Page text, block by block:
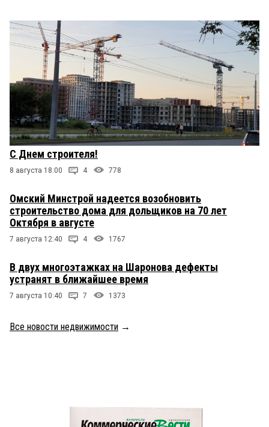
С Днем строителя!
8 августа 18:00 4 778
Омский Минстрой надеется возобновить
строительство дома для дольщиков на 70 лет
Октября в августе
7 августа 12:40 4 1767
В двух многоэтажках на Шаронова дефекты
устранят в ближайшее время
7 августа 10:40 7 1373
Все новости недвижимости →